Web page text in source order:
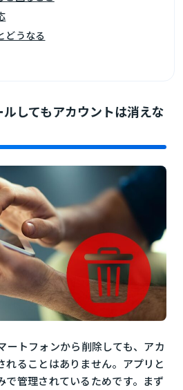
どうなる
してもアカウントは消えな
トフォンから削除しても、アカ
れることはありません。アプリと
で管理されているためです。まず